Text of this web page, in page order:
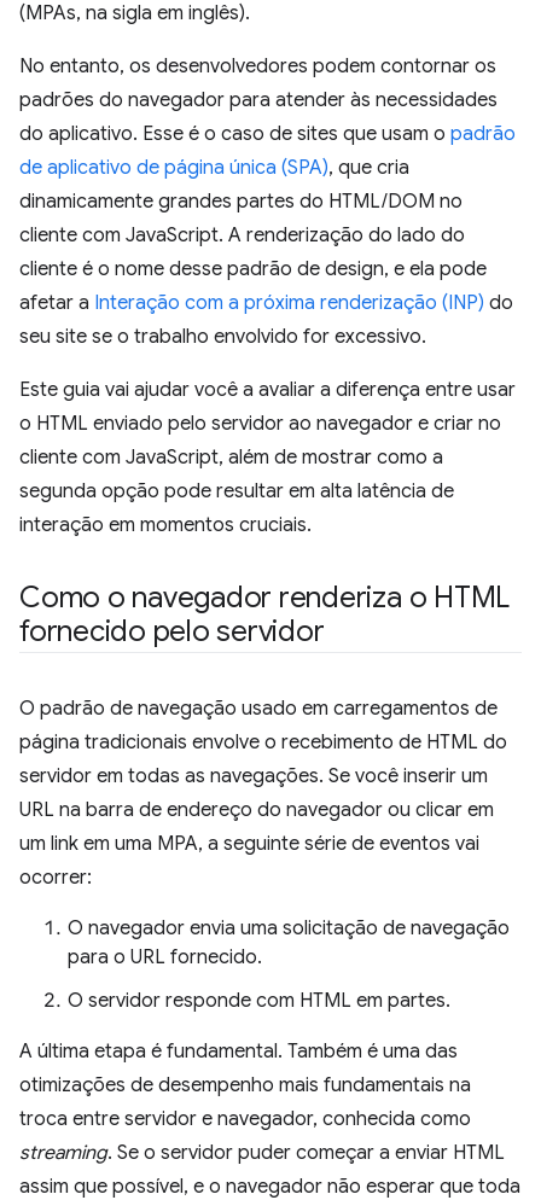
(MPAs, na sigla em inglês).
No entanto, os desenvolvedores podem contornar os
padrões do navegador para atender às necessidades
do aplicativo. Esse é o caso de sites que usam o padrão
de aplicativo de página única (SPA), que cria
dinamicamente grandes partes do HTML/DOM no
cliente com JavaScript. A renderização do lado do
cliente é o nome desse padrão de design, e ela pode
afetar a Interação com a próxima renderização (INP) do
seu site se o trabalho envolvido for excessivo.
Este guia vai ajudar você a avaliar a diferença entre usar
o HTML enviado pelo servidor ao navegador e criar no
cliente com JavaScript, além de mostrar como a
segunda opção pode resultar em alta latência de
interação em momentos cruciais.
Como o navegador renderiza o HTML
fornecido pelo servidor
O padrão de navegação usado em carregamentos de
página tradicionais envolve o recebimento de HTML do
servidor em todas as navegações. Se você inserir um
URL na barra de endereço do navegador ou clicar em
um link em uma MPA, a seguinte série de eventos vai
ocorrer:
O navegador envia uma solicitação de navegação
para o URL fornecido.
O servidor responde com HTML em partes.
A última etapa é fundamental. Também é uma das
otimizações de desempenho mais fundamentais na
troca entre servidor e navegador, conhecida como
streaming. Se o servidor puder começar a enviar HTML
assim que possível, e o navegador não esperar que toda